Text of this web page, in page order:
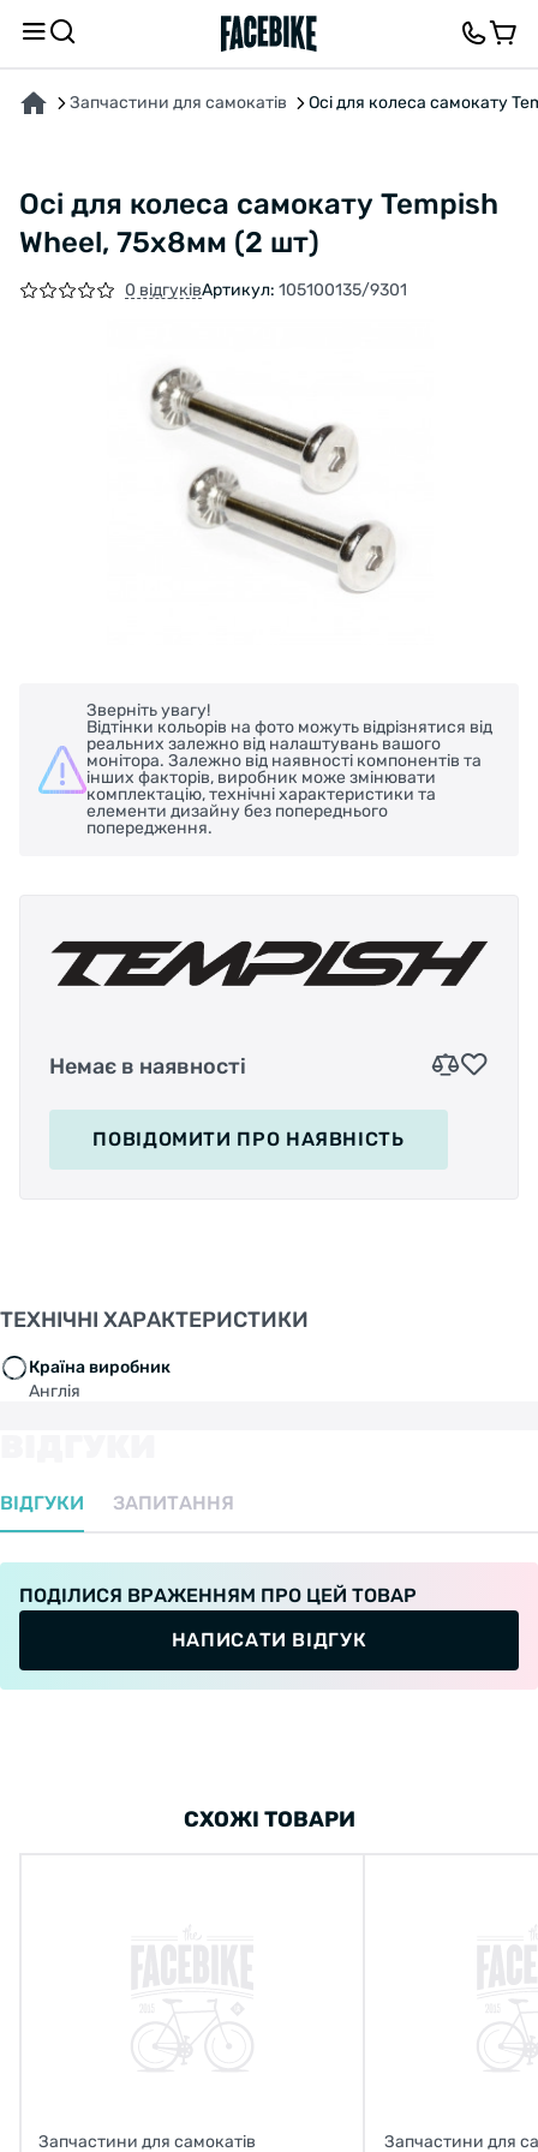
Запчастини для самокатів Осі для колеса самокату
Осі для колеса самокату Tempish
Wheel, 75x8мм (2 шт)
0 відгуківАртикул: 105100135/9301
Зверніть увагу!
Відтінки кольорів на фото можуть відрізнятися від
реальних залежно від налаштувань вашого
монітора. Залежно від наявності компонентів та
інших факторів, виробник може змінювати
комплектацію, технічні характеристики та
елементи дизайну без попереднього
попередження.
Немає в наявності
ПОВІДОМИТИ ПРО НАЯВНІСТЬ
ТЕХНІЧНІ ХАРАКТЕРИСТИКИ
Країна виробник
Англія
ВІДГУКИ ЗАПИТАННЯ
ПОДІЛИСЯ ВРАЖЕННЯМ ПРО ЦЕЙ ТОВАР
НАПИСАТИ ВІДГУК
ПРО ТОВАР ХАРАКТЕРИСТИКИВІДГУКИ ТА ЗАПИТАННЯ
СХОЖІ ТОВАРИ
Запчастини для самокатів Запчастини для